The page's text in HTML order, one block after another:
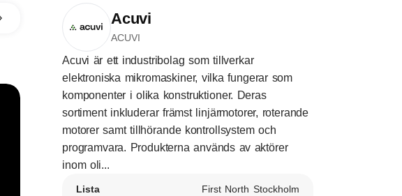
Acuvi
ACUVI
Acuvi är ett industribolag som tillverkar
elektroniska mikromaskiner, vilka fungerar som
komponenter i olika konstruktioner. Deras
sortiment inkluderar främst linjärmotorer, roterande
motorer samt tillhörande kontrollsystem och
programvara. Produkterna används av aktörer
inom oli...
Lista
First North Stockholm